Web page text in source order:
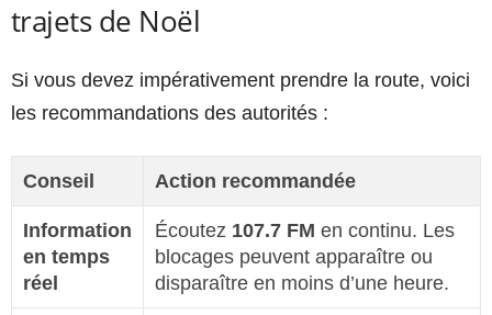
trajets de Noël
Si vous devez impérativement prendre la route, voici
les recommandations des autorités :
Conseil Action recommandée
Information
en temps
réel
Écoutez 107.7 FM en continu. Les
blocages peuvent apparaître ou
disparaître en moins d’une heure.